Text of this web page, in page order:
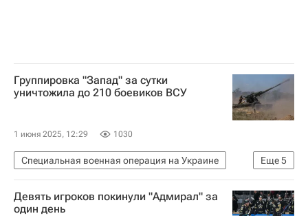
Группировка "Запад" за сутки
уничтожила до 210 боевиков ВСУ
1 июня 2025, 12:29 1030
Еще5
Специальная военная операция на Украине
В мире
Россия
Харьковская область
Красный Лиман
Вооруженные силы Украины
Девять игроков покинули "Адмирал" за
один день